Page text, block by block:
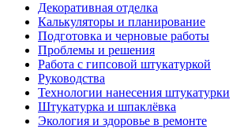
Декоративная отделка
Калькуляторы и планирование
Подготовка и черновые работы
Проблемы и решения
Работа с гипсовой штукатуркой
Руководства
Технологии нанесения штукатурки
Штукатурка и шпаклёвка
Экология и здоровье в ремонте